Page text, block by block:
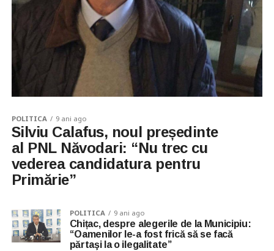
POLITICA 9 ani ago
Silviu Calafus, noul președinte
al PNL Năvodari: “Nu trec cu
vederea candidatura pentru
Primărie”
POLITICA 9 ani ago
Chițac, despre alegerile de la Municipiu:
“Oamenilor le-a fost frică să se facă
părtaşi la o ilegalitate”